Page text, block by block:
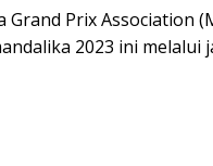
Prix Association
2023 ini melalui